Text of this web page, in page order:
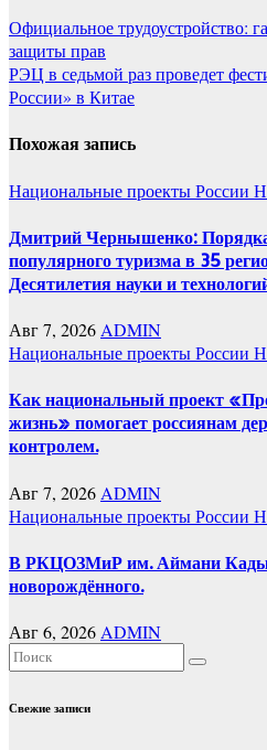
Навигация
по
записям
Официальное трудоустройство:
защиты прав
РЭЦ в седьмой раз проведет
России» в Китае
Похожая запись
Национальные проекты России
Дмитрий Чернышенко:
популярного туризма в 35
Десятилетия науки и
Авг 7, 2026ADMIN
Национальные проекты России
Как национальный проект
жизнь» помогает россиянам
контролем.
Авг 7, 2026 ADMIN
Национальные проекты России
В РКЦОЗМиР им. Аймани
новорождённого.
Авг 6, 2026ADMIN
Свежие записи